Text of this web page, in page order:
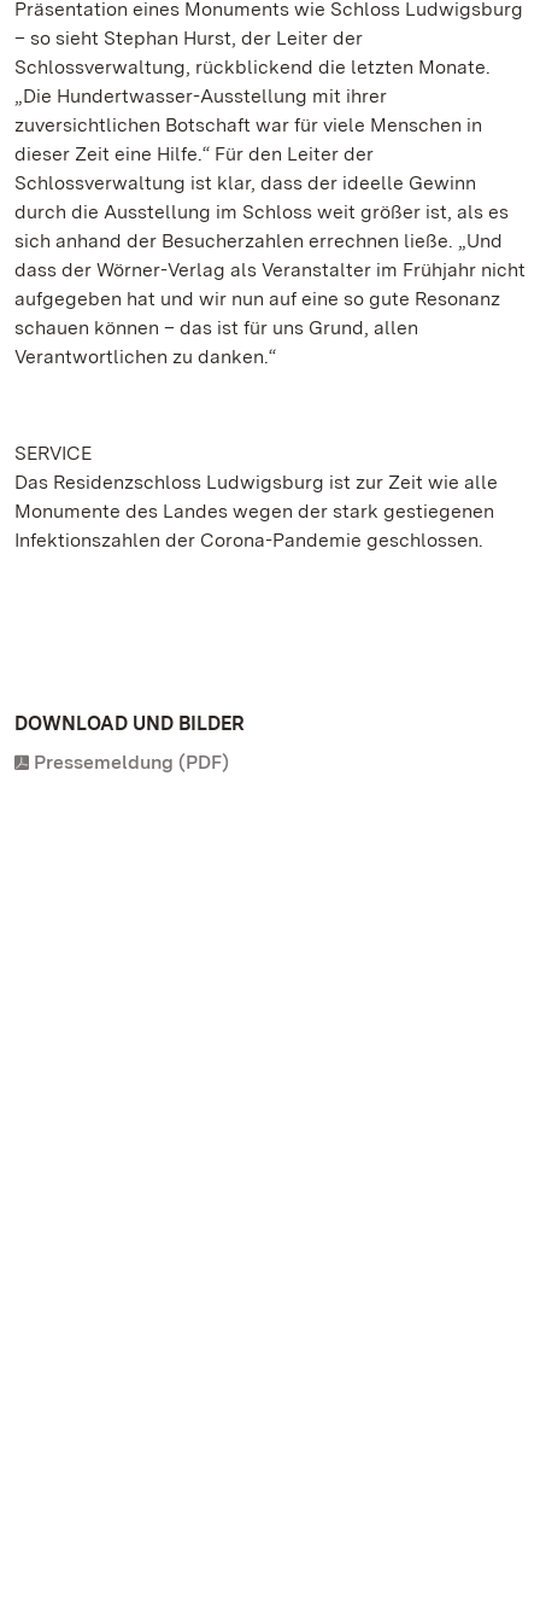
Präsentation eines Monuments wie Schloss Ludwigsburg
– so sieht Stephan Hurst, der Leiter der
Schlossverwaltung, rückblickend die letzten Monate.
„Die Hundertwasser-Ausstellung mit ihrer
zuversichtlichen Botschaft war für viele Menschen in
dieser Zeit eine Hilfe.“ Für den Leiter der
Schlossverwaltung ist klar, dass der ideelle Gewinn
durch die Ausstellung im Schloss weit größer ist, als es
sich anhand der Besucherzahlen errechnen ließe. „Und
dass der Wörner-Verlag als Veranstalter im Frühjahr nicht
aufgegeben hat und wir nun auf eine so gute Resonanz
schauen können – das ist für uns Grund, allen
Verantwortlichen zu danken.“
SERVICE
Das Residenzschloss Ludwigsburg ist zur Zeit wie alle
Monumente des Landes wegen der stark gestiegenen
Infektionszahlen der Corona-Pandemie geschlossen.
DOWNLOAD UND BILDER
Pressemeldung (PDF)